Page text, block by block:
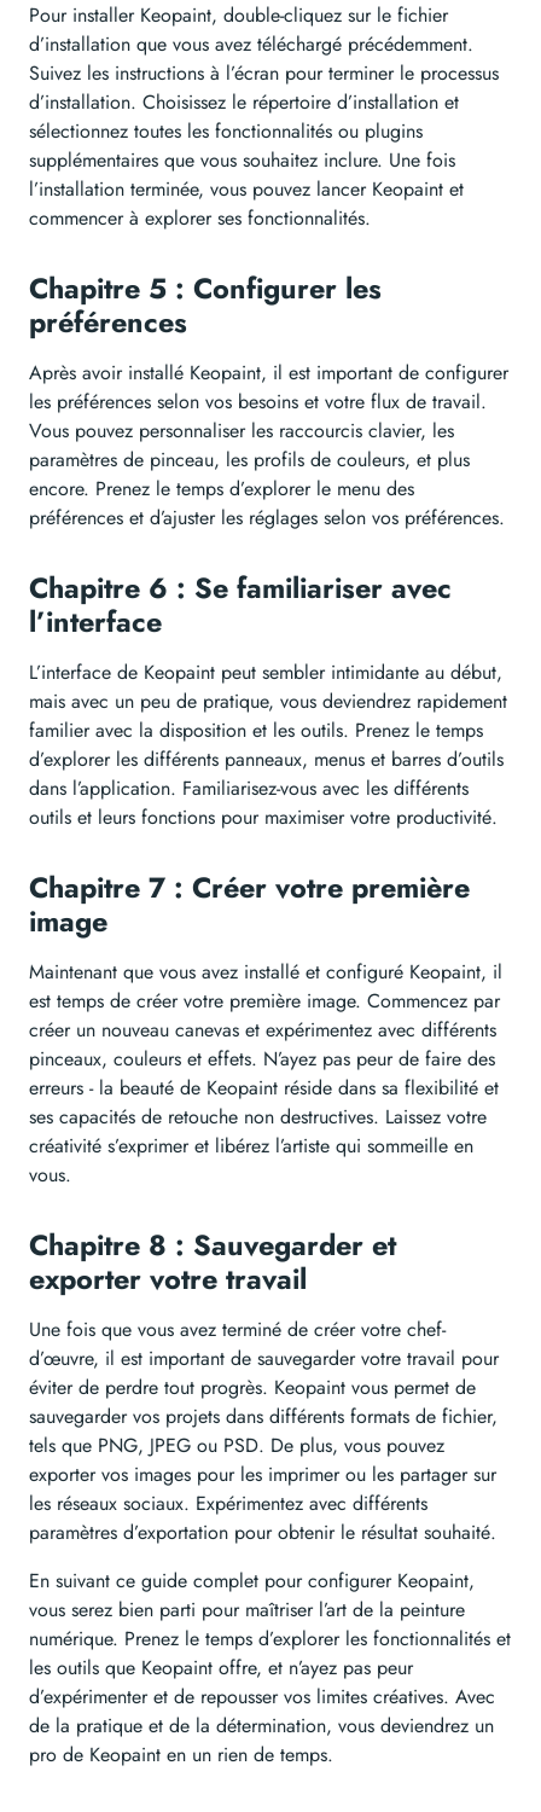
Pour installer Keopaint, double-cliquez sur le fichier
d’installation que vous avez téléchargé précédemment.
Suivez les instructions à l’écran pour terminer le processus
d’installation. Choisissez le répertoire d’installation et
sélectionnez toutes les fonctionnalités ou plugins
supplémentaires que vous souhaitez inclure. Une fois
l’installation terminée, vous pouvez lancer Keopaint et
commencer à explorer ses fonctionnalités.
Chapitre 5 : Configurer les
préférences
Après avoir installé Keopaint, il est important de configurer
les préférences selon vos besoins et votre flux de travail.
Vous pouvez personnaliser les raccourcis clavier, les
paramètres de pinceau, les profils de couleurs, et plus
encore. Prenez le temps d’explorer le menu des
préférences et d’ajuster les réglages selon vos préférences.
Chapitre 6 : Se familiariser avec
l’interface
L’interface de Keopaint peut sembler intimidante au début,
mais avec un peu de pratique, vous deviendrez rapidement
familier avec la disposition et les outils. Prenez le temps
d’explorer les différents panneaux, menus et barres d’outils
dans l’application. Familiarisez-vous avec les différents
outils et leurs fonctions pour maximiser votre productivité.
Chapitre 7 : Créer votre première
image
Maintenant que vous avez installé et configuré Keopaint, il
est temps de créer votre première image. Commencez par
créer un nouveau canevas et expérimentez avec différents
pinceaux, couleurs et effets. N’ayez pas peur de faire des
erreurs - la beauté de Keopaint réside dans sa flexibilité et
ses capacités de retouche non destructives. Laissez votre
créativité s’exprimer et libérez l’artiste qui sommeille en
vous.
Chapitre 8 : Sauvegarder et
exporter votre travail
Une fois que vous avez terminé de créer votre chef-
d’œuvre, il est important de sauvegarder votre travail pour
éviter de perdre tout progrès. Keopaint vous permet de
sauvegarder vos projets dans différents formats de fichier,
tels que PNG, JPEG ou PSD. De plus, vous pouvez
exporter vos images pour les imprimer ou les partager sur
les réseaux sociaux. Expérimentez avec différents
paramètres d’exportation pour obtenir le résultat souhaité.
En suivant ce guide complet pour configurer Keopaint,
vous serez bien parti pour maîtriser l’art de la peinture
numérique. Prenez le temps d’explorer les fonctionnalités et
les outils que Keopaint offre, et n’ayez pas peur
d’expérimenter et de repousser vos limites créatives. Avec
de la pratique et de la détermination, vous deviendrez un
pro de Keopaint en un rien de temps.